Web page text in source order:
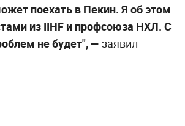
поехать в Пекин. Я об этом
из IIHF и профсоюза НХЛ. С
не будет", — заявил